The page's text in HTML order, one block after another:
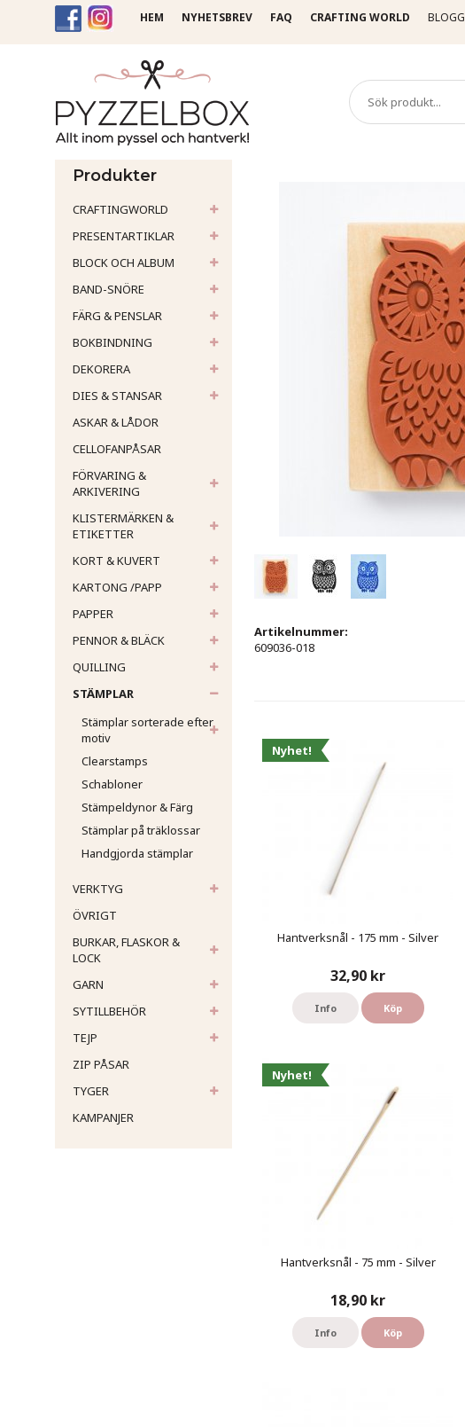
HEM NYHETSBREV FAQ CRAFTING WORLD BLOGG
Produkter
CRAFTINGWORLD
PRESENTARTIKLAR
BLOCK OCH ALBUM
BAND-SNÖRE
FÄRG & PENSLAR
BOKBINDNING
DEKORERA
DIES & STANSAR
ASKAR & LÅDOR
CELLOFANPÅSAR
FÖRVARING &
ARKIVERING
KLISTERMÄRKEN &
ETIKETTER
KORT & KUVERT
KARTONG /PAPP
PAPPER
PENNOR & BLÄCK
QUILLING
STÄMPLAR
Stämplar sorterade efter
motiv
Clearstamps
Schabloner
Stämpeldynor & Färg
Stämplar på träklossar
Handgjorda stämplar
VERKTYG
ÖVRIGT
BURKAR, FLASKOR &
LOCK
GARN
SYTILLBEHÖR
TEJP
ZIP PÅSAR
TYGER
KAMPANJER
Artikelnummer:
609036-018
Nyhet!
Hantverksnål - 175 mm - Silver
32,90 kr
Info Köp
Nyhet!
Hantverksnål - 75 mm - Silver
18,90 kr
Info Köp